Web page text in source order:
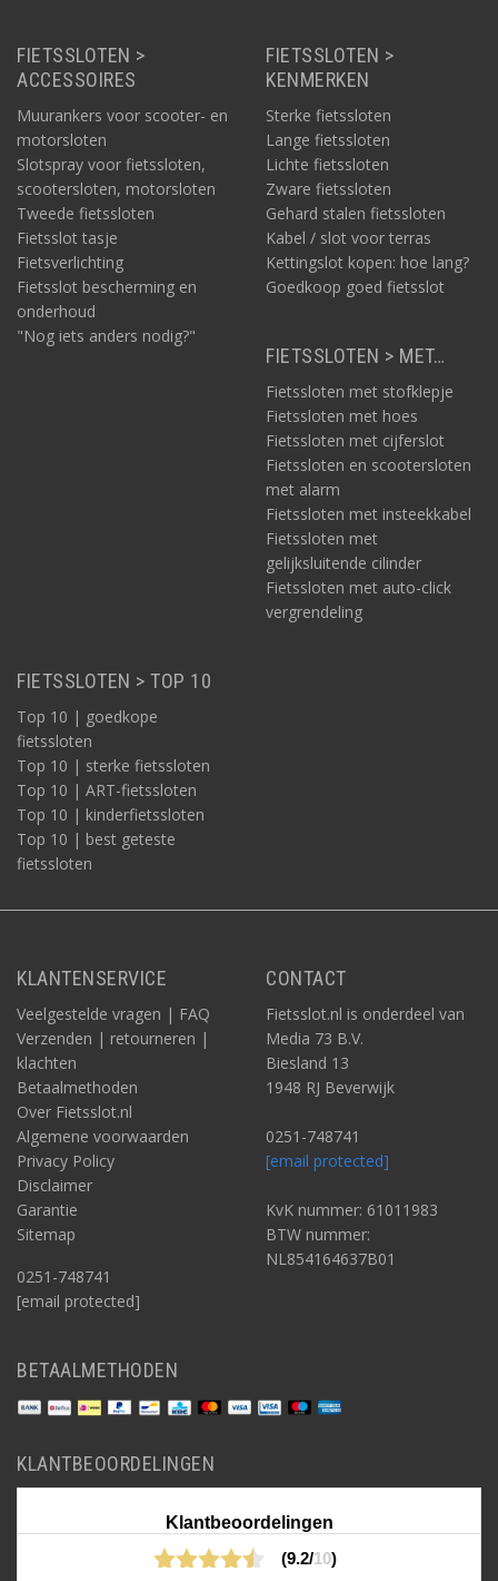
uiteraard in veel soorten en maten, waaronder ook veel ART-2
gecertificeerd.
Lichtekinderfietssloten
Natuurlijk zijn vooral ook kinderfietssloten zeer licht van
gewicht. Meestal gaat het hier om kabelsloten.
FIETSSLOTEN >
ACCESSOIRES
Muurankers voor scooter- en
motorsloten
Slotspray voor fietssloten,
scootersloten, motorsloten
Tweede fietssloten
Fietsslot tasje
Fietsverlichting
Fietsslot bescherming en
onderhoud
"Nog iets anders nodig?"
FIETSSLOTEN >
KENMERKEN
Sterke fietssloten
Lange fietssloten
Lichte fietssloten
Zware fietssloten
Gehard stalen fietssloten
Kabel / slot voor terras
Kettingslot kopen: hoe lang?
Goedkoop goed fietsslot
FIETSSLOTEN > MET…
Fietssloten met stofklepje
Fietssloten met hoes
Fietssloten met cijferslot
Fietssloten en scootersloten
met alarm
Fietssloten met insteekkabel
Fietssloten met
gelijksluitende cilinder
Fietssloten met auto-click
vergrendeling
FIETSSLOTEN > TOP 10
Top 10 | goedkope
fietssloten
Top 10 | sterke fietssloten
Top 10 | ART-fietssloten
Top 10 | kinderfietssloten
Top 10 | best geteste
fietssloten
KLANTENSERVICE
Veelgestelde vragen | FAQ
Verzenden | retourneren |
klachten
Betaalmethoden
Over Fietsslot.nl
Algemene voorwaarden
Privacy Policy
Disclaimer
Garantie
Sitemap
0251-748741
[email protected]
CONTACT
Fietsslot.nl is onderdeel van
Media 73 B.V.
Biesland 13
1948 RJ Beverwijk
0251-748741
[email protected]
KvK nummer: 61011983
BTW nummer:
NL854164637B01
BETAALMETHODEN
KLANTBEOORDELINGEN
Klantbeoordelingen
(9.2/10)